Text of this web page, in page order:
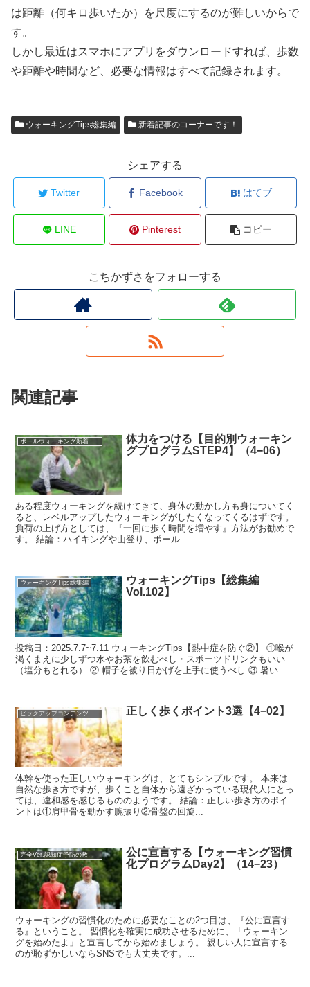
は距離（何キロ歩いたか）を尺度にするのが難しいからで
す。
しかし最近はスマホにアプリをダウンロードすれば、歩数
や距離や時間など、必要な情報はすべて記録されます。
ウォーキングTips総集編 新着記事のコーナーです！
シェアする
Twitter Facebook はてブ
LINE Pinterest コピー
こちかずさをフォローする
関連記事
ポールウォーキング新着記事
体力をつける【目的別ウォーキン
グプログラムSTEP4】（4−06）
ある程度ウォーキングを続けてきて、身体の動かし方も身についてく
ると、レベルアップしたウォーキングがしたくなってくるはずです。
負荷の上げ方としては、『一回に歩く時間を増やす』方法がお勧めで
す。 結論：ハイキングや山登り、ポール...
ウォーキングTips総集編
ウォーキングTips【総集編
Vol.102】
投稿日：2025.7.7~7.11 ウォーキングTips【熱中症を防ぐ②】 ①喉が
渇くまえに少しずつ水やお茶を飲むべし・スポーツドリンクもいい
（塩分もとれる） ② 帽子を被り日かげを上手に使うべし ③ 暑い...
正しく歩くポイント3選【4−02】
体幹を使った正しいウォーキングは、とてもシンプルです。 本来は
自然な歩き方ですが、歩くこと自体から遠ざかっている現代人にとっ
ては、違和感を感じるもののようです。 結論：正しい歩き方のポイ
ントは①肩甲骨を動かす腕振り②骨盤の回旋...
完全Ver.認知症予防の教科書
公に宣言する【ウォーキング習慣
化プログラムDay2】（14−23）
ウォーキングの習慣化のために必要なことの2つ目は、『公に宣言す
る』ということ。 習慣化を確実に成功させるために、「ウォーキン
グを始めたよ」と宣言してから始めましょう。 親しい人に宣言する
のが恥ずかしいならSNSでも大丈夫です。...